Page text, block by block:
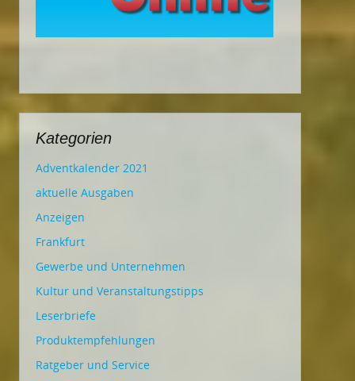
Kategorien
Adventkalender 2021
aktuelle Ausgaben
Anzeigen
Frankfurt
Gewerbe und Unternehmen
Kultur und Veranstaltungstipps
Leserbriefe
Produktempfehlungen
Ratgeber und Service